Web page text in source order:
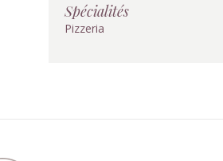
Spécialités
Pizzeria